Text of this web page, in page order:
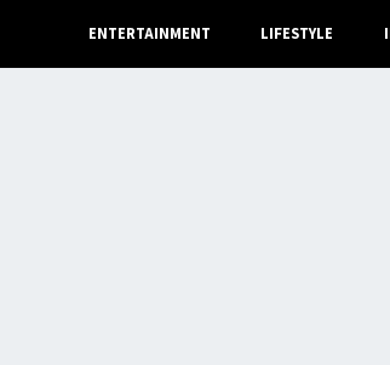
ENTERTAINMENT LIFESTYLE